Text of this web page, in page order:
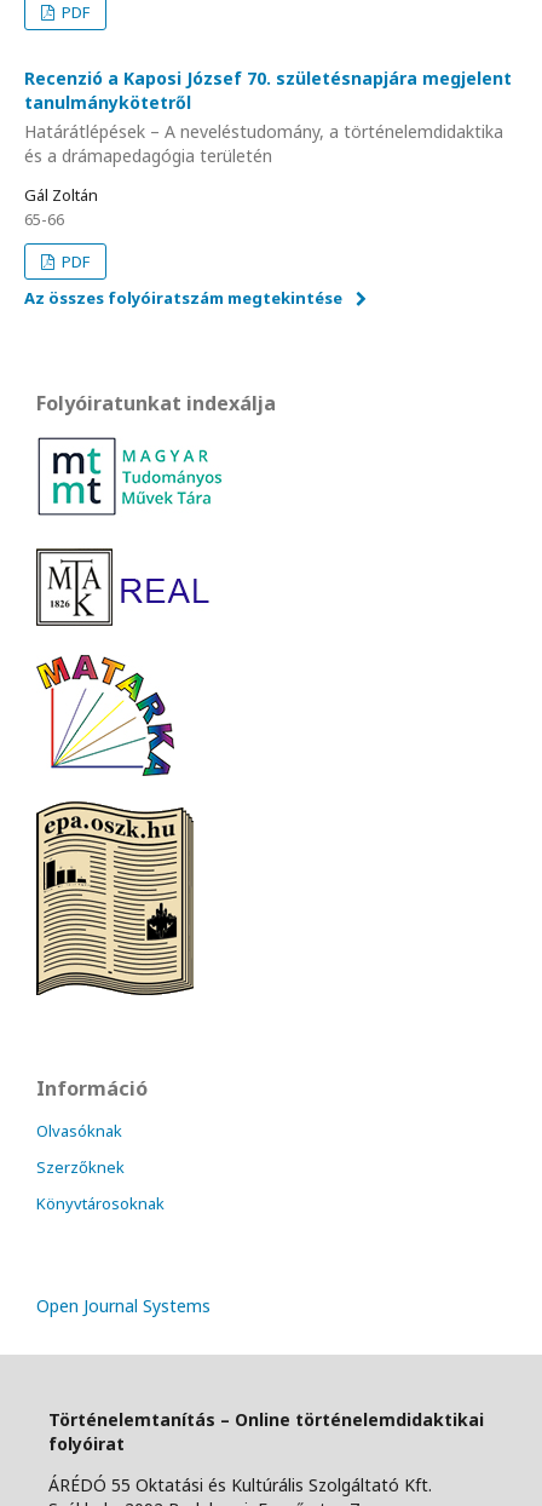
PDF
Recenzió a Kaposi József 70. születésnapjára megjelent
tanulmánykötetről
Határátlépések – A neveléstudomány, a történelemdidaktika
és a drámapedagógia területén
Gál Zoltán
65-66
PDF
Az összes folyóiratszám megtekintése
Folyóiratunkat indexálja
Információ
Olvasóknak
Szerzőknek
Könyvtárosoknak
Open Journal Systems
Történelemtanítás – Online történelemdidaktikai
folyóirat
ÁRÉDÓ 55 Oktatási és Kultúrális Szolgáltató Kft.